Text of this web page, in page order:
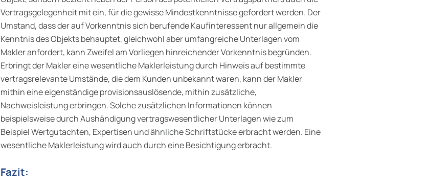
Vertragsge­legenheit mit ein, für die gewisse Mindestkenntnisse gefordert werden. Der
Umstand, dass der auf Vorkenntnis sich berufende Kaufinteressent nur allgemein die
Kenntnis des Objekts behauptet, gleichwohl aber umfangreiche Unterlagen vom
Makler anfordert, kann Zweifel am Vorliegen hinreichender Vorkenntnis begründen.
Erbringt der Makler eine wesentliche Makler­leistung durch Hinweis auf bestimmte
vertragsrelevante Umstände, die dem Kunden unbe­kannt waren, kann der Makler
mithin eine eigenständige provisionsauslösende, mithin zusätz­liche,
Nachweisleistung erbringen. Solche zusätzlichen Informationen können
beispielsweise durch Aushändigung vertragswesentlicher Unterlagen wie zum
Beispiel Wertgutachten, Exper­tisen und ähnliche Schriftstücke erbracht werden. Eine
wesentliche Maklerleistung wird auch durch eine Besichtigung erbracht.
Fazit: